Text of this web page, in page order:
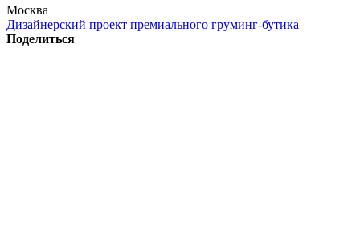
Москва
Дизайнерский проект премиального груминг-бутика
Поделиться